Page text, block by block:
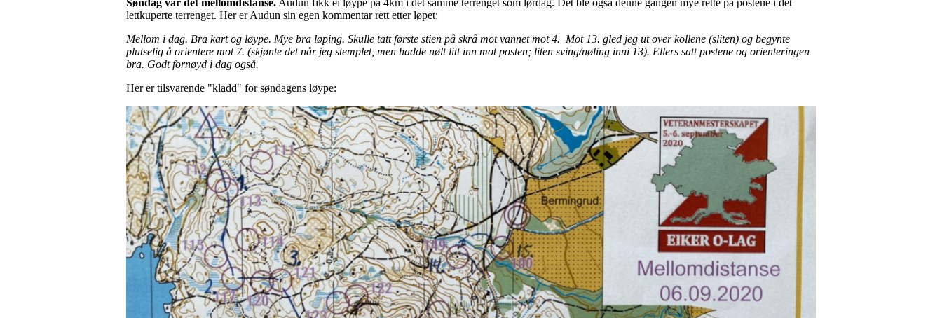
Søndag var det mellomdistanse. Audun fikk ei løype på 4km i det samme terrenget som lørdag. Det ble også denne gangen mye rette på postene i det
lettkuperte terrenget. Her er Audun sin egen kommentar rett etter løpet:
Mellom i dag. Bra kart og løype. Mye bra løping. Skulle tatt første stien på skrå mot vannet mot 4. Mot 13. gled jeg ut over kollene (sliten) og begynte
plutselig å orientere mot 7. (skjønte det når jeg stemplet, men hadde nølt litt inn mot posten; liten sving/nøling inni 13). Ellers satt postene og orienteringen
bra. Godt fornøyd i dag også.
Her er tilsvarende "kladd" for søndagens løype: